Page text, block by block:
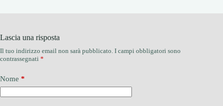
Lascia una risposta
Il tuo indirizzo email non sarà pubblicato. I campi obbligatori sono
contrassegnati *
Nome *